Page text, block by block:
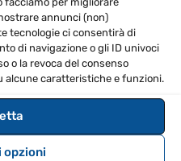
annunci (non)
tecnologie ci consentirà di
di navigazione o gli ID univoci
o la revoca del consenso
alcune caratteristiche e funzioni.
opzioni
8 ohm; 20 Hz a 20 kHz)
guadagno = + 14dBu)
-60 dB (metà potenza, 8 ohm;